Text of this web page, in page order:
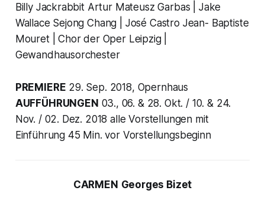
Billy Jackrabbit Artur Mateusz Garbas | Jake
Wallace Sejong Chang | José Castro Jean- Baptiste
Mouret | Chor der Oper Leipzig |
Gewandhausorchester
PREMIERE 29. Sep. 2018, Opernhaus
AUFFÜHRUNGEN 03., 06. & 28. Okt. / 10. & 24.
Nov. / 02. Dez. 2018 alle Vorstellungen mit
Einführung 45 Min. vor Vorstellungsbeginn
CARMEN Georges Bizet